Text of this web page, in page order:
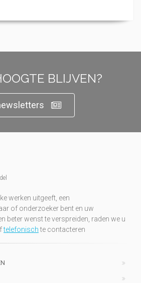
BLIJVEN?
werken uitgeeft, een
of onderzoeker bent en uw
beter wenst te verspreiden, raden we u
telefonischte contacteren